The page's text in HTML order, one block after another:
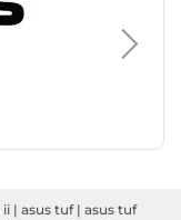
ii | asus tuf| asus tuf